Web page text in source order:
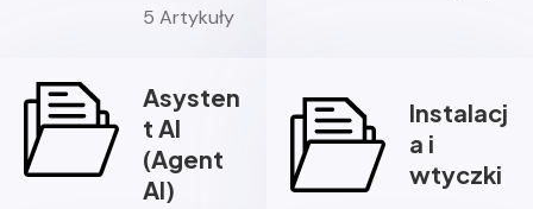
5 Artykuły
Asysten
t AI
(Agent
AI)
Instalacj
a i
wtyczki